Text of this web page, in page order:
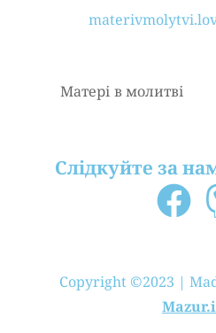
Матері в молитві
Слідкуйте за
Copyright ©2023 |